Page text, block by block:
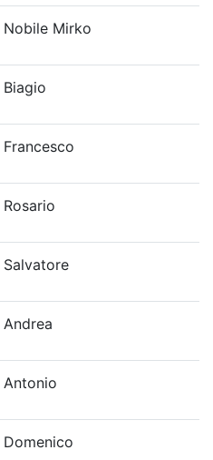
Nobile Mirko
Biagio
Francesco
Rosario
Salvatore
Andrea
Antonio
Domenico